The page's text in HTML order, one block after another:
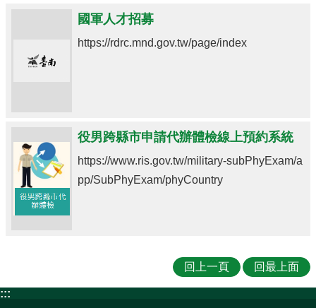
國軍人才招募
https://rdrc.mnd.gov.tw/page/index
役男跨縣市申請代辦體檢線上預約系統
https://www.ris.gov.tw/military-subPhyExam/a
pp/SubPhyExam/phyCountry
回上一頁 回最上面
:::